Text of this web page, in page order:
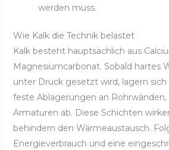
werden muss.
Wie Kalk die Technik belastet
Kalk besteht hauptsächlich aus
Magnesiumcarbonat. Sobald hartes
unter Druck gesetzt wird, lagern sich
feste Ablagerungen an
Armaturen ab. Diese Schichten
behindern den Wärmeaustausch.
Energieverbrauch und eine